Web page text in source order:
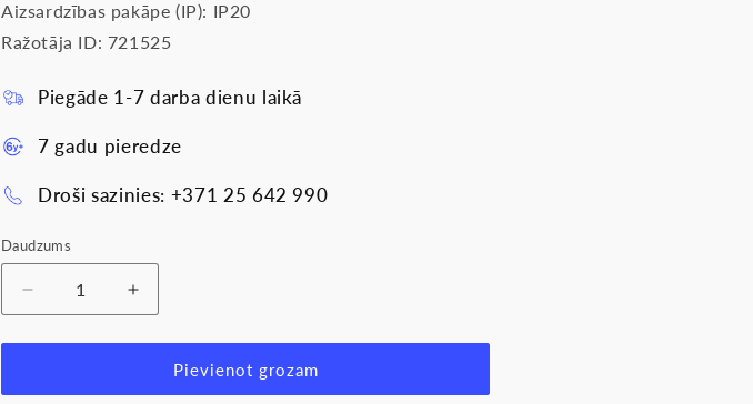
Aizsardzības pakāpe (IP): IP20
Ražotāja ID: 721525
Piegāde 1-7 darba dienu laikā
7 gadu pieredze
Droši sazinies: +371 25 642 990
Daudzums
Samazināt
daudzumu
produktam
5-
Palielināt
daudzumu
produktam
Rāmis
5-
Pievienot grozam